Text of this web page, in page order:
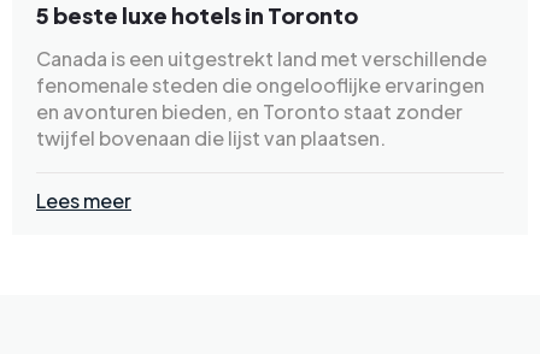
5 beste luxe hotels in Toronto
Canada is een uitgestrekt land met verschillende
fenomenale steden die ongelooflijke ervaringen
en avonturen bieden, en Toronto staat zonder
twijfel bovenaan die lijst van plaatsen.
Lees meer